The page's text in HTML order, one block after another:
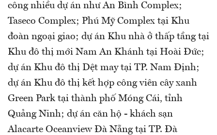
công nhiều dự án như An Bình Complex;
Taseco Complex; Phú Mỹ Complex tại Khu
đoàn ngoại giao; dự án Khu nhà ở thấp tầng tại
Khu đô thị mới Nam An Khánh tại Hoài Đức;
dự án Khu đô thị Dệt may tại TP. Nam Định;
dự án Khu đô thị kết hợp công viên cây xanh
Green Park tại thành phố Móng Cái, tỉnh
Quảng Ninh; dự án căn hộ - khách sạn
Alacarte Oceanview Đà Nẵng tại TP. Đà